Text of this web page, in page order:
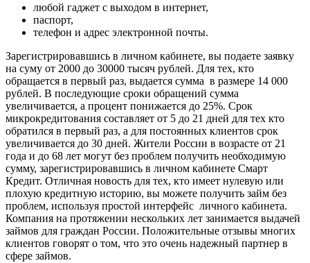
любой гаджет с выходом в интернет,
паспорт,
телефон и адрес электронной почты.
Зарегистрировавшись в личном кабинете, вы подаете заявку
на суму от 2000 до 30000 тысяч рублей. Для тех, кто
обращается в первый раз, выдается сумма в размере 14 000
рублей. В последующие сроки обращений сумма
увеличивается, а процент понижается до 25%. Срок
микрокредитования составляет от 5 до 21 дней для тех кто
обратился в первый раз, а для постоянных клиентов срок
увеличивается до 30 дней. Жители России в возрасте от 21
года и до 68 лет могут без проблем получить необходимую
сумму, зарегистрировавшись в личном кабинете Смарт
Кредит. Отличная новость для тех, кто имеет нулевую или
плохую кредитную историю, вы можете получить займ без
проблем, используя простой интерфейс личного кабинета.
Компания на протяжении нескольких лет занимается выдачей
займов для граждан России. Положительные отзывы многих
клиентов говорят о том, что это очень надежный партнер в
сфере займов.